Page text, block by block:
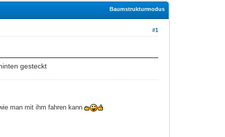
Baumstrukturmodus
#1
gesteckt
man mit ihm fahren kann